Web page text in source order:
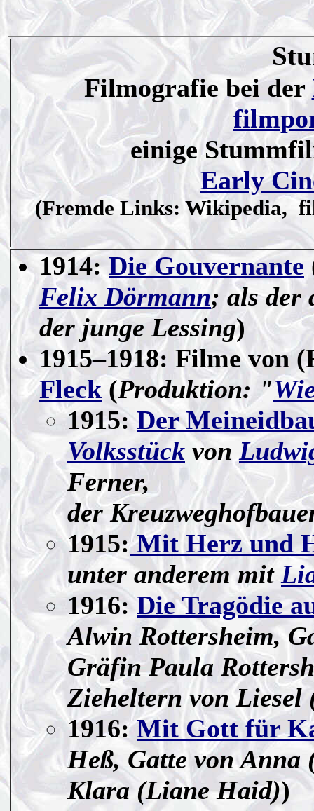
Filmografie bei der
einige
Early
(Fremde Links: Wikipedia,
1914:Die Gouvernante
Felix Dörmann; als der
der junge Lessing)
1915–1918: Filme von
Fleck (Produktion: "
1915:Der
Volksstück von
Ferner,
der
1915:Mit Herz und
unter anderem mit
1916:Die Tragödie
Alwin Rottersheim,
Gräfin Paula
Zieheltern von
1916:Mit Gott für
Heß, Gatte von Anna
Klara (Liane Haid))